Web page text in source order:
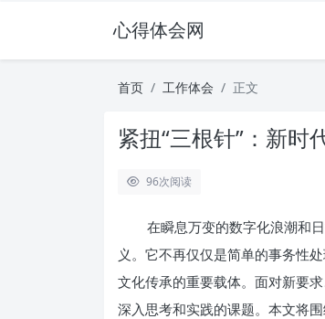
心得体会网
首页 工作体会 正文
紧扭“三根针”：新
96次阅读
在瞬息万变的数字化浪潮和
义。它不再仅仅是简单的事务性
文化传承的重要载体。面对新要
深入思考和实践的课题。本文将